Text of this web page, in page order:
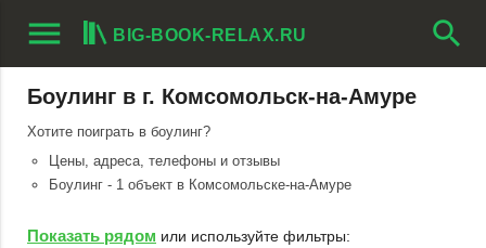
menu BIG-BOOK-RELAX.RU search
Боулинг в г. Комсомольск-на-Амуре
Хотите поиграть в боулинг?
Цены, адреса, телефоны и отзывы
Боулинг - 1 объект в Комсомольске-на-Амуре
Показать рядом или используйте фильтры: